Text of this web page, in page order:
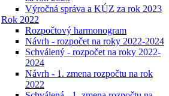
Výročná správa a KÚZ za rok 2023
Rok 2022
Rozpočtový harmonogram
Návrh - rozpočet na roky 2022-2024
Schválený - rozpočet na roky 2022-
2024
Návrh - 1. zmena rozpočtu na rok
2022